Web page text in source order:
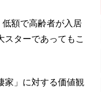
額で高齢者が入居
ターであってもこ
家」に対する価値観